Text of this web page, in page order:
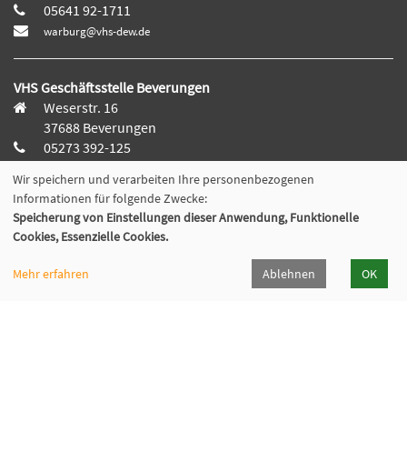
05641 92-1711
warburg@vhs-dew.de
VHS Geschäftsstelle Beverungen
Weserstr. 16
37688 Beverungen
05273 392-125
VHS Nebenstelle Borgentreich
Am Rathaus 13
34434 Borgentreich
Wir speichern und verarbeiten Ihre personenbezogenen
Informationen für folgende Zwecke:
Speicherung von Einstellungen dieser Anwendung, Funktionelle
Cookies, Essenzielle Cookies.
Mehr erfahren Ablehnen OK